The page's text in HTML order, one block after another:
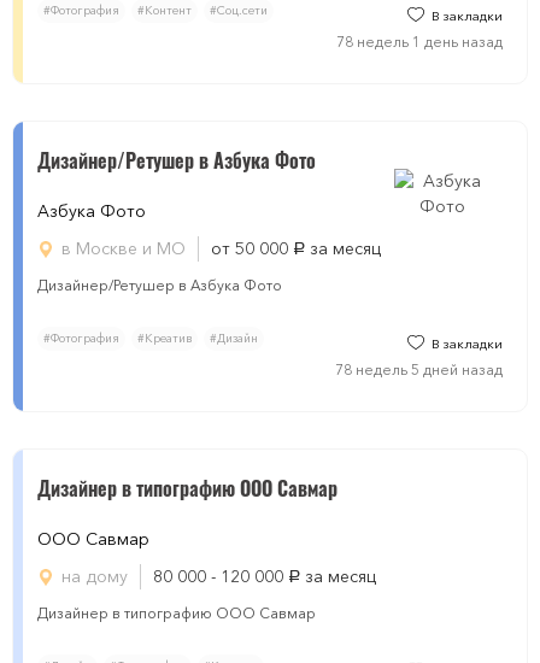
#Фотография #Контент #Соц.сети В закладки
78 недель 1 день назад
Дизайнер/Ретушер в Азбука Фото
Азбука Фото
в Москве и МО
от 50 000 руб. за месяц
Дизайнер/Ретушер в Азбука Фото
#Фотография #Креатив #Дизайн В закладки
78 недель 5 дней назад
Дизайнер в типографию ООО Савмар
ООО Савмар
на дому
80 000 - 120 000 руб. за месяц
Дизайнер в типографию ООО Савмар